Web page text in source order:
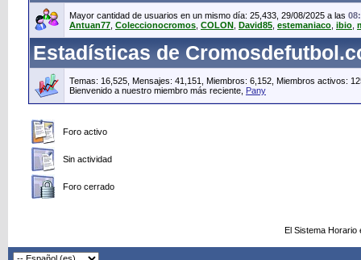
Mayor cantidad de usuarios en un mismo día: 25,433, 29/08/2025 a las
Antuan77 Coleccionocromos COLON David85 estemaniaco ibio
Estadísticas de
Temas: 16,525, Mensajes: 41,151, Miembros: 6,152, Miembros activos:
Bienvenido a nuestro miembro más reciente,
Pany
Foro activo
Sin actividad
Foro cerrado
El Sistema